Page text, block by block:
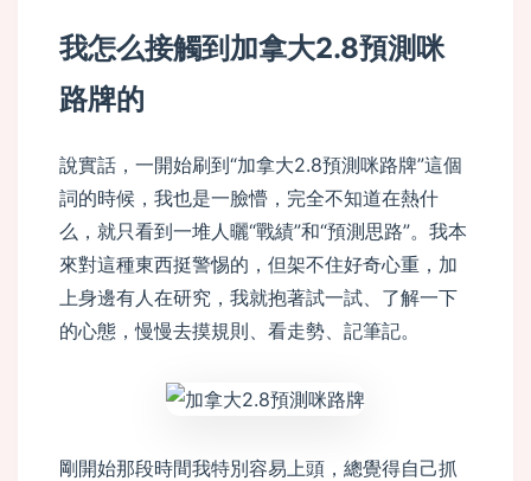
我怎么接觸到加拿大2.8預測咪
路牌的
說實話，一開始刷到“加拿大2.8預測咪路牌”這個
詞的時候，我也是一臉懵，完全不知道在熱什
么，就只看到一堆人曬“戰績”和“預測思路”。我本
來對這種東西挺警惕的，但架不住好奇心重，加
上身邊有人在研究，我就抱著試一試、了解一下
的心態，慢慢去摸規則、看走勢、記筆記。
剛開始那段時間我特別容易上頭，總覺得自己抓